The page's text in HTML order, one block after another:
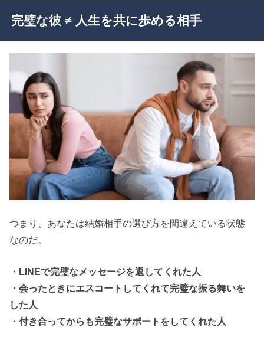
完璧な彼 ≠ 人生を共に歩める相手
つまり、あなたは結婚相手の選び方を間違えている状態
なのだ。
・LINEで完璧なメッセージを返してくれた人
・会ったときにエスコートしてくれて完璧な振る舞いを
した人
・付き合ってからも完璧なサポートをしてくれた人